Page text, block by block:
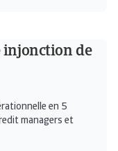
injonction de
en 5
managers et